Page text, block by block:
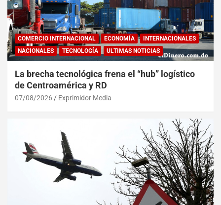
COMERCIO INTERNACIONAL ECONOMÍA
INTERNACIONALES
NACIONALES
TECNOLOGÍA ULTIMAS NOTICIAS
La brecha tecnológica frena el “hub” logístico
de Centroamérica y RD
07/08/2026 Exprimidor Media